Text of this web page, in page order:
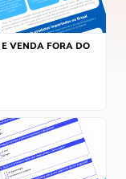
VENDA FORA DO